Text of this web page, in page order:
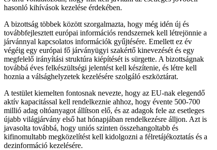
hasonló kihívások kezelése érdekében.
A bizottság többek között szorgalmazta, hogy még idén új és
továbbfejlesztett európai információs rendszernek kell létrejönnie a
járvánnyal kapcsolatos információk gyűjtésére. Emellett ez év
végéig egy európai fő járványügyi szakértő kinevezését és egy
megfelelő irányítási struktúra kiépítését is sürgette. A bizottságnak
továbbá éves felkészültségi jelentést kell készítenie, és létre kell
hoznia a válsághelyzetek kezelésére szolgáló eszköztárat.
A testület kiemelten fontosnak nevezte, hogy az EU-nak elegendő
aktív kapacitással kell rendelkeznie ahhoz, hogy évente 500-700
millió adag oltóanyagot állítson elő, és az adagok fele az esetleges
újabb világjárvány első hat hónapjában rendelkezésre álljon. Azt is
javasolta továbbá, hogy uniós szinten összehangoltabb és
kifinomultabb megközelítést kell kidolgozni a félretájékoztatás és a
dezinformáció kezelésére.